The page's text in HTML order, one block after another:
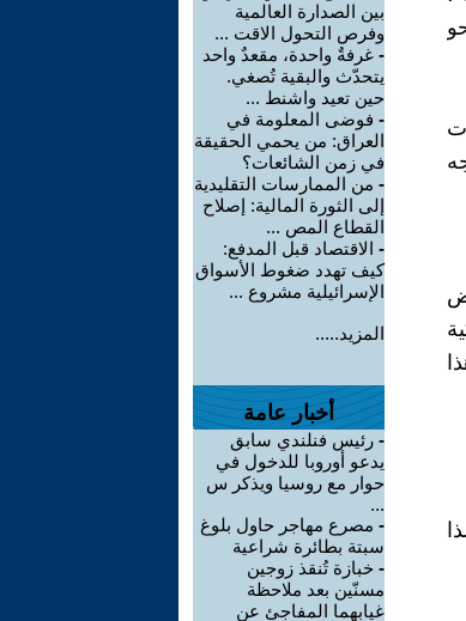
بين الصدارة العالمية
وفرص التحول الاقت ...
- غرفةٌ واحدة، مقعدٌ واحد
يتحدّث والبقية تُصغي.
حين تعيد واشنط ...
- فوضى المعلومة في
العراق: من يحمي الحقيقة
في زمن الشائعات؟
- من الممارسات التقليدية
إلى الثورة المالية: إصلاح
القطاع المص ...
- الاقتصاد قبل المدفع:
كيف تهدد ضغوط الأسواق
الإسرائيلية مشروع ...
المزيد.....
أخبار عامة
- رئيس فنلندي سابق
يدعو أوروبا للدخول في
حوار مع روسيا ويذكر س
...
- مصرع مهاجر حاول بلوغ
سبتة بطائرة شراعية
- خبازة تُنقذ زوجين
مسنّين بعد ملاحظة
غيابهما المفاجئ عن